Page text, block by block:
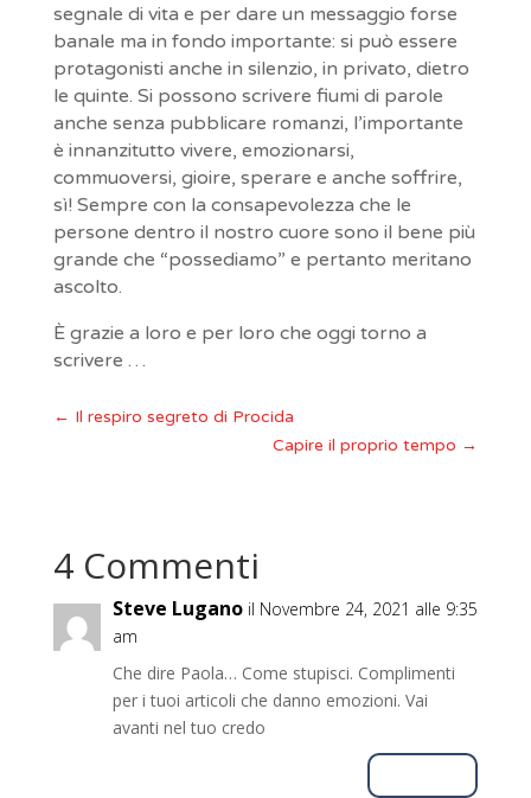
segnale di vita e per dare un messaggio forse
banale ma in fondo importante: si può essere
protagonisti anche in silenzio, in privato, dietro
le quinte. Si possono scrivere fiumi di parole
anche senza pubblicare romanzi, l’importante
è innanzitutto vivere, emozionarsi,
commuoversi, gioire, sperare e anche soffrire,
sì! Sempre con la consapevolezza che le
persone dentro il nostro cuore sono il bene più
grande che “possediamo” e pertanto meritano
ascolto.
È grazie a loro e per loro che oggi torno a
scrivere …
← Il respiro segreto di Procida
Capire il proprio tempo →
4 Commenti
Steve Lugano il Novembre 24, 2021 alle 9:35
am
Che dire Paola… Come stupisci. Complimenti
per i tuoi articoli che danno emozioni. Vai
avanti nel tuo credo